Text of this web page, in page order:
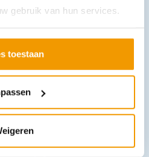
gebruik van hun services.
toestaan